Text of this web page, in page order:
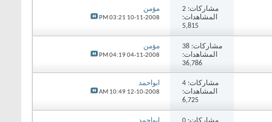
مشاركات: 2
المشاهدات:
5,815
مؤمن
10-11-2008
03:21 PM
مشاركات: 38
المشاهدات:
36,786
مؤمن
04-11-2008
04:19 PM
مشاركات: 4
المشاهدات:
6,725
ابواحمد
12-10-2008
10:49 AM